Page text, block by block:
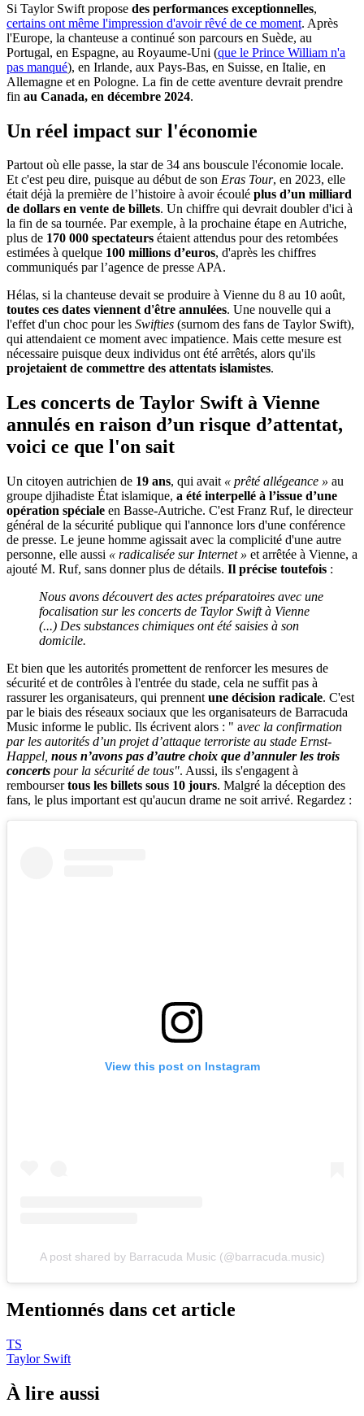
Si Taylor Swift propose des performances exceptionnelles,
certains ont même l'impression d'avoir rêvé de ce moment. Après
l'Europe, la chanteuse a continué son parcours en Suède, au
Portugal, en Espagne, au Royaume-Uni (que le Prince William n'a
pas manqué), en Irlande, aux Pays-Bas, en Suisse, en Italie, en
Allemagne et en Pologne. La fin de cette aventure devrait prendre
fin au Canada, en décembre 2024.
Un réel impact sur l'économie
Partout où elle passe, la star de 34 ans bouscule l'économie locale.
Et c'est peu dire, puisque au début de son Eras Tour, en 2023, elle
était déjà la première de l’histoire à avoir écoulé plus d’un milliard
de dollars en vente de billets. Un chiffre qui devrait doubler d'ici à
la fin de sa tournée. Par exemple, à la prochaine étape en Autriche,
plus de 170 000 spectateurs étaient attendus pour des retombées
estimées à quelque 100 millions d’euros, d'après les chiffres
communiqués par l’agence de presse APA.
Hélas, si la chanteuse devait se produire à Vienne du 8 au 10 août,
toutes ces dates viennent d'être annulées. Une nouvelle qui a
l'effet d'un choc pour les Swifties (surnom des fans de Taylor Swift),
qui attendaient ce moment avec impatience. Mais cette mesure est
nécessaire puisque deux individus ont été arrêtés, alors qu'ils
projetaient de commettre des attentats islamistes.
Les concerts de Taylor Swift à Vienne
annulés en raison d’un risque d’attentat,
voici ce que l'on sait
Un citoyen autrichien de 19 ans, qui avait « prêté allégeance » au
groupe djihadiste État islamique, a été interpellé à l’issue d’une
opération spéciale en Basse-Autriche. C'est Franz Ruf, le directeur
général de la sécurité publique qui l'annonce lors d'une conférence
de presse. Le jeune homme agissait avec la complicité d'une autre
personne, elle aussi « radicalisée sur Internet » et arrêtée à Vienne, a
ajouté M. Ruf, sans donner plus de détails. Il précise toutefois :
Nous avons découvert des actes préparatoires avec une
focalisation sur les concerts de Taylor Swift à Vienne
(...) Des substances chimiques ont été saisies à son
domicile.
Et bien que les autorités promettent de renforcer les mesures de
sécurité et de contrôles à l'entrée du stade, cela ne suffit pas à
rassurer les organisateurs, qui prennent une décision radicale. C'est
par le biais des réseaux sociaux que les organisateurs de Barracuda
Music informe le public. Ils écrivent alors : " avec la confirmation
par les autorités d’un projet d’attaque terroriste au stade Ernst-
Happel, nous n’avons pas d’autre choix que d’annuler les trois
concerts pour la sécurité de tous". Aussi, ils s'engagent à
remboursertous les billets sous 10 jours. Malgré la déception des
fans, le plus important est qu'aucun drame ne soit arrivé. Regardez :
View this post on Instagram
A post shared by Barracuda Music (@barracuda.music)
Mentionnés dans cet article
TS
Taylor Swift
À lire aussi